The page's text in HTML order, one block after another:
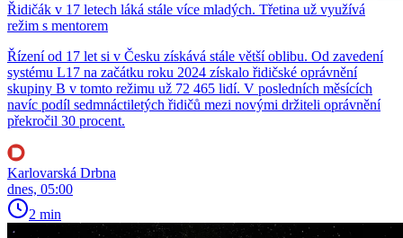
Řidičák v 17 letech láká stále více mladých. Třetina už využívá
režim s mentorem
Řízení od 17 let si v Česku získává stále větší oblibu. Od zavedení
systému L17 na začátku roku 2024 získalo řidičské oprávnění
skupiny B v tomto režimu už 72 465 lidí. V posledních měsících
navíc podíl sedmnáctiletých řidičů mezi novými držiteli oprávnění
překročil 30 procent.
Karlovarská Drbna
dnes, 05:00
2 min